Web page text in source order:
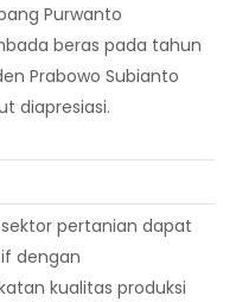
Purwanto
beras pada tahun
Prabowo Subianto
diapresiasi.
pertanian dapat
dengan
kualitas produksi